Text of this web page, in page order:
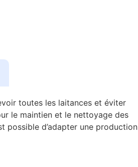
toutes les laitances et éviter
le maintien et le nettoyage des
possible d’adapter une production